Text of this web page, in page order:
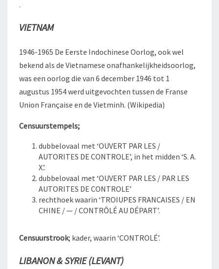
.
VIETNAM
1946-1965 De Eerste Indochinese Oorlog, ook wel
bekend als de Vietnamese onafhankelijkheidsoorlog,
was een oorlog die van 6 december 1946 tot 1
augustus 1954 werd uitgevochten tussen de Franse
Union Française en de Vietminh. (Wikipedia)
Censuurstempels;
dubbelovaal met ‘OUVERT PAR LES /
AUTORITES DE CONTROLE’, in het midden ‘S. A.
X.’.
dubbelovaal met ‘OUVERT PAR LES / PAR LES
AUTORITES DE CONTROLE’
rechthoek waarin ‘TROIUPES FRANCAISES / EN
CHINE / — / CONTRÔLÉ AU DÉPART’.
Censuurstrook; kader, waarin ‘CONTROLÉ’.
LIBANON & SYRIE (LEVANT)